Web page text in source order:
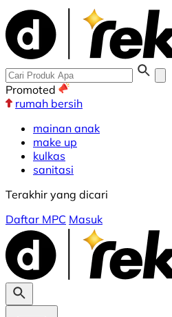
Promoted
rumah bersih
mainan anak
make up
kulkas
sanitasi
Terakhir yang dicari
Daftar MPC Masuk